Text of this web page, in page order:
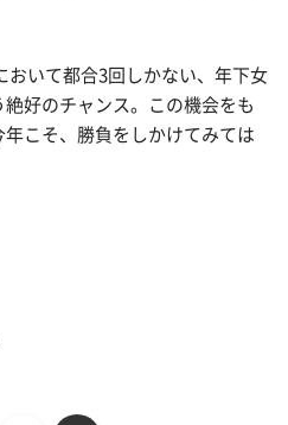
おいて都合3回しかない、年下女
好のチャンス。この機会をも
こそ、勝負をしかけてみては